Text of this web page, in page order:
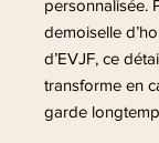
personnalisée.
demoiselle
d’EVJF, ce
transforme en
garde